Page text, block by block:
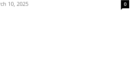
10, 2025 0